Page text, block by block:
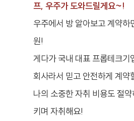
프, 우주가 도와드릴게요~!
우주에서 방 알아보고 계약하
원!
게다가 국내 대표 프롭테크
회사라서 믿고 안전하게 계약
나의 소중한 자취 비용도 절약
키며 자취해요!